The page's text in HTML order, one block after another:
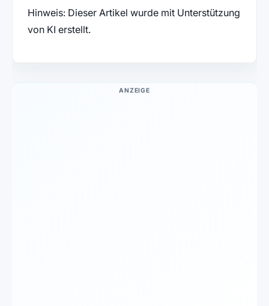
Hinweis: Dieser Artikel wurde mit Unterstützung
von KI erstellt.
ANZEIGE